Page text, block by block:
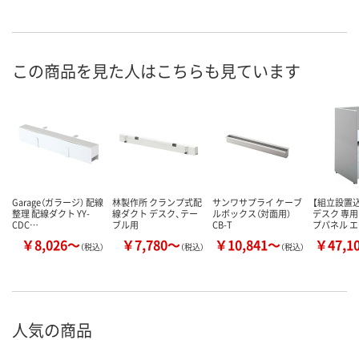
この商品を見た人はこちらも見ています
Garage（ガラージ） 配線
整理 配線ダクト YY-
CDC…
￥8,026～（税込）
林製作所 クランプ式配
線ダクト デスク、テー
ブル用
￥7,780～（税込）
サンワサプライ ケーブ
ルボックス（対面用）
CB-T
￥10,841～（税込）
【組立設置
デスク 専
プパネル
￥
人気の商品